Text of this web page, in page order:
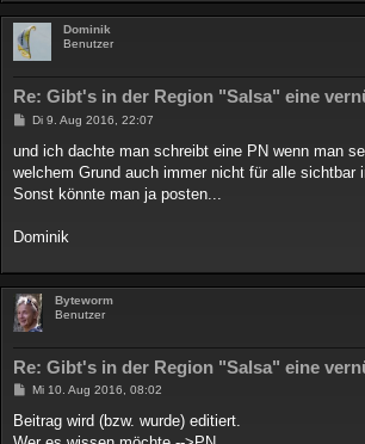
Dominik
Benutzer
Re: Gibt's in der Region "Salsa" eine
B
i
r
a
Di 9. Aug 2016, 22:07
und ich dachte man schreibt eine PN wenn man
welchem Grund auch immer nicht für alle sichtbar
Sonst könnte man ja posten...
Dominik
Byteworm
Benutzer
Re: Gibt's in der Region "Salsa" eine
B
i
Mi 10. Aug 2016, 08:02
Beitrag wird (bzw. wurde) editiert.